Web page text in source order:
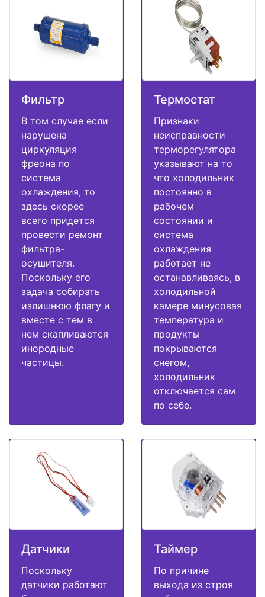
Фильтр
В том случае если
нарушена
циркуляция
фреона по
система
охлаждения, то
здесь скорее
всего придется
провести ремонт
фильтра-
осушителя.
Поскольку его
задача собирать
излишнюю флагу и
вместе с тем в
нем скапливаются
инородные
частицы.
Термостат
Признаки
неисправности
терморегулятора
указывают на то
что холодильник
постоянно в
рабочем
состоянии и
система
охлаждения
работает не
останавливаясь, в
холодильной
камере минусовая
температура и
продукты
покрываются
снегом,
холодильник
отключается сам
по себе.
Датчики
Поскольку
датчики работают
Таймер
По причине
выхода из строя